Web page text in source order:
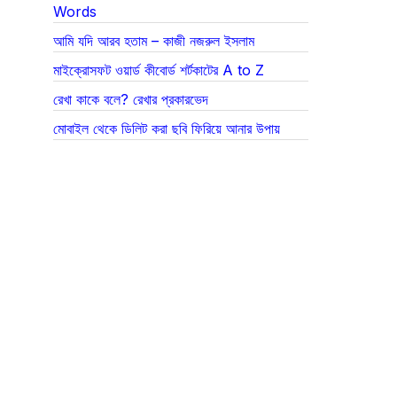
Words
আমি যদি আরব হতাম – কাজী নজরুল ইসলাম
মাইক্রোসফট ওয়ার্ড কীবোর্ড শর্টকাটের A to Z
রেখা কাকে বলে? রেখার প্রকারভেদ
মোবাইল থেকে ডিলিট করা ছবি ফিরিয়ে আনার উপায়